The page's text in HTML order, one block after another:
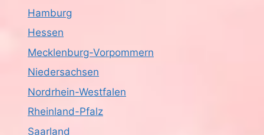
Hamburg
Hessen
Mecklenburg-Vorpommern
Niedersachsen
Nordrhein-Westfalen
Rheinland-Pfalz
Saarland